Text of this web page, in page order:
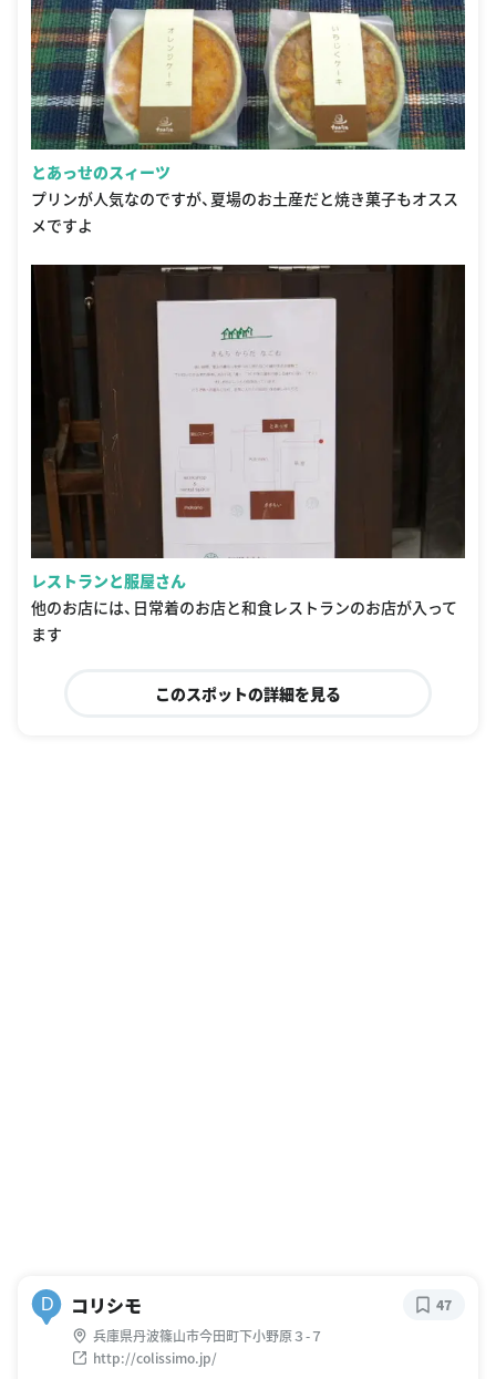
とあっせのスィーツ
プリンが人気なのですが、夏場のお土産だと焼き菓子もオスス
メですよ
レストランと服屋さん
他のお店には、日常着のお店と和食レストランのお店が入って
ます
このスポットの詳細を見る
D コリシモ
兵庫県丹波篠山市今田町下小野原３-７
http://colissimo.jp/
47